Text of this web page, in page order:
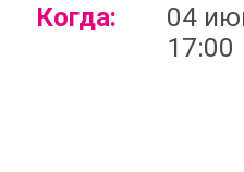
Когда:
04
17:00